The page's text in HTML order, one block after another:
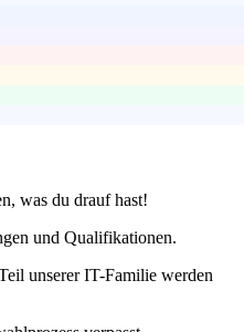
was du drauf hast!
und Qualifikationen.
unserer IT-Familie werden